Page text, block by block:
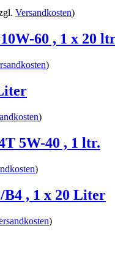
Versandkosten)
60 , 1 x 20
)
)
5W-40 , 1 ltr.
)
B4 , 1 x 20 Liter
)